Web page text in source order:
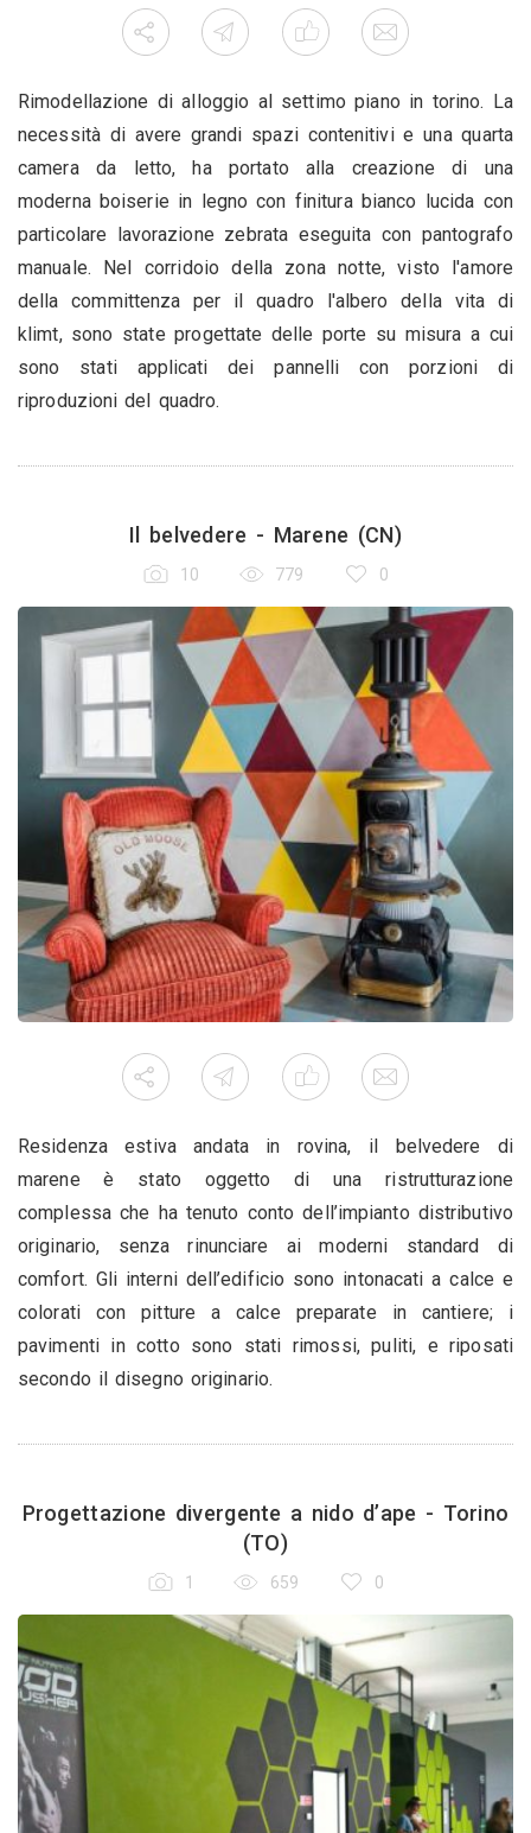
Rimodellazione di alloggio al settimo piano in torino. La
necessità di avere grandi spazi contenitivi e una quarta
camera da letto, ha portato alla creazione di una
moderna boiserie in legno con finitura bianco lucida con
particolare lavorazione zebrata eseguita con pantografo
manuale. Nel corridoio della zona notte, visto l'amore
della committenza per il quadro l'albero della vita di
klimt, sono state progettate delle porte su misura a cui
sono stati applicati dei pannelli con porzioni di
riproduzioni del quadro.
Il belvedere - Marene (CN)
10 779 0
Residenza estiva andata in rovina, il belvedere di
marene è stato oggetto di una ristrutturazione
complessa che ha tenuto conto dell’impianto distributivo
originario, senza rinunciare ai moderni standard di
comfort. Gli interni dell’edificio sono intonacati a calce e
colorati con pitture a calce preparate in cantiere; i
pavimenti in cotto sono stati rimossi, puliti, e riposati
secondo il disegno originario.
Progettazione divergente a nido d’ape - Torino
(TO)
1 659 0